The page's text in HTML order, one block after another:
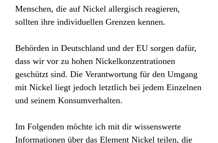
Menschen, die auf Nickel allergisch reagieren,
sollten ihre individuellen Grenzen kennen.
Behörden in Deutschland und der EU sorgen dafür,
dass wir vor zu hohen Nickelkonzentrationen
geschützt sind. Die Verantwortung für den Umgang
mit Nickel liegt jedoch letztlich bei jedem Einzelnen
und seinem Konsumverhalten.
Im Folgenden möchte ich mit dir wissenswerte
Informationen über das Element Nickel teilen, die